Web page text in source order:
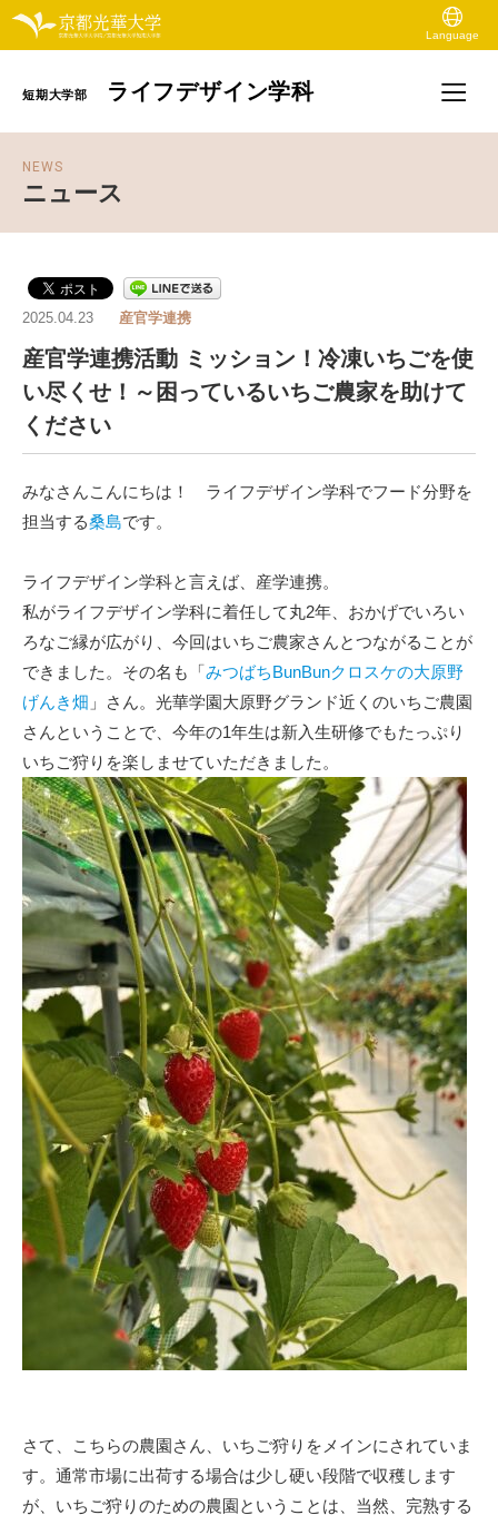
Language
短期大学部 ライフデザイン学科
NEWS
ニュース
2025.04.23 産官学連携
産官学連携活動 ミッション！冷凍いちごを使
い尽くせ！～困っているいちご農家を助けて
ください
みなさんこんにちは！ ライフデザイン学科でフード分野を
担当する桑島です。
ライフデザイン学科と言えば、産学連携。
私がライフデザイン学科に着任して丸2年、おかげでいろい
ろなご縁が広がり、今回はいちご農家さんとつながることが
できました。その名も「みつばちBunBunクロスケの大原野
げんき畑 」さん。光華学園大原野グランド近くのいちご農園
さんということで、今年の1年生は新入生研修でもたっぷり
いちご狩りを楽しませていただきました。
さて、こちらの農園さん、いちご狩りをメインにされていま
す。通常市場に出荷する場合は少し硬い段階で収穫します
が、いちご狩りのための農園ということは、当然、完熟する